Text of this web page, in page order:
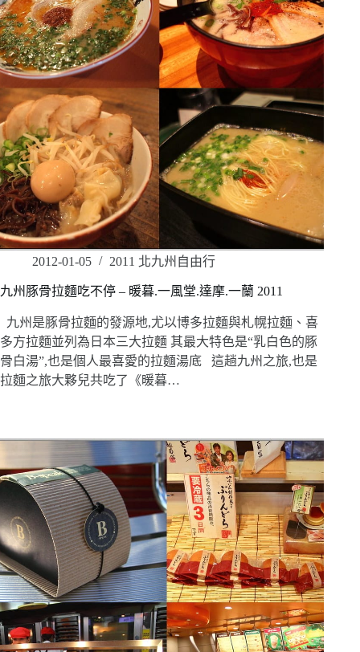
2012-01-05 2011 北九州自由行
九州豚骨拉麵吃不停 – 暖暮.一風堂.達摩.一蘭 2011
九州是豚骨拉麵的發源地,尤以博多拉麵與札幌拉麵、喜
多方拉麵並列為日本三大拉麵 其最大特色是“乳白色的豚
骨白湯”,也是個人最喜愛的拉麵湯底 這趟九州之旅,也是
拉麵之旅大夥兒共吃了《暖暮…